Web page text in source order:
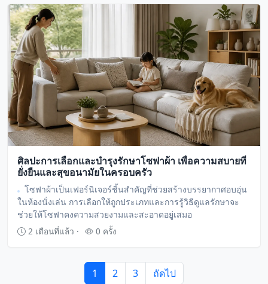
ศิลปะการเลือกและบำรุงรักษาโซฟาผ้า เพื่อความสบายที่
ยั่งยืนและสุขอนามัยในครอบครัว
โซฟาผ้าเป็นเฟอร์นิเจอร์ชิ้นสำคัญที่ช่วยสร้างบรรยากาศอบอุ่น
ในห้องนั่งเล่น การเลือกให้ถูกประเภทและการรู้วิธีดูแลรักษาจะ
ช่วยให้โซฟาคงความสวยงามและสะอาดอยู่เสมอ
2 เดือนที่แล้ว ·
0 ครั้ง
1 2 3 ถัดไป